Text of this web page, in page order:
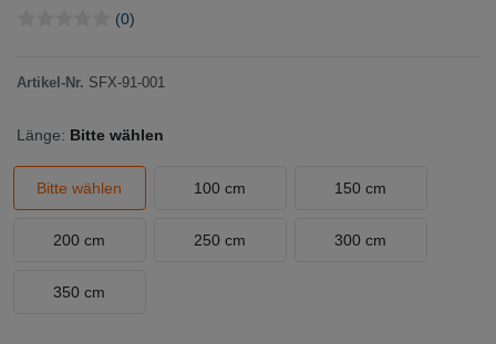
(0)
Artikel-Nr. SFX-91-001
Länge: Bitte wählen
Bitte wählen 100 cm 150 cm
200 cm 250 cm 300 cm
350 cm